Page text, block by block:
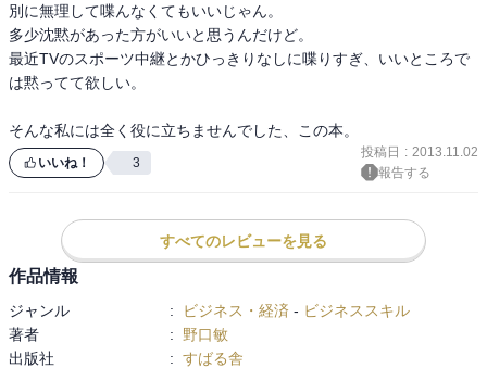
また、時と場合に応じて、臨機応変に
使い方を工夫する必要があると思われました。
よって★は３つにしました。
別に無理して喋んなくてもいいじゃん。
多少沈黙があった方がいいと思うんだけど。
最近TVのスポーツ中継とかひっきりなしに喋りすぎ、いいところで
は黙ってて欲しい。
そんな私には全く役に立ちませんでした、この本。
いいね！ 3
投稿日 : 2013.11.02
報告する
すべてのレビューを見る
作品情報
ジャンル : ビジネス・経済 - ビジネススキル
著者
:
野口敏
出版社
: すばる舎